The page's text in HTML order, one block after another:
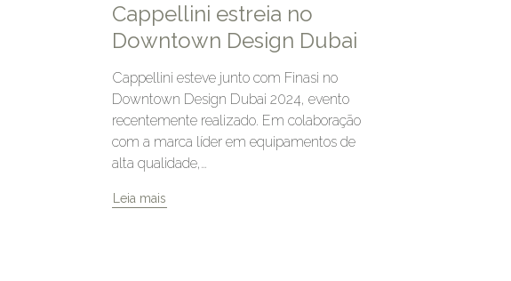
Cappellini estreia no
Downtown Design Dubai
Cappellini esteve junto com Finasi no
Downtown Design Dubai 2024, evento
recentemente realizado. Em colaboração
com a marca líder em equipamentos de
alta qualidade,…
Leia mais